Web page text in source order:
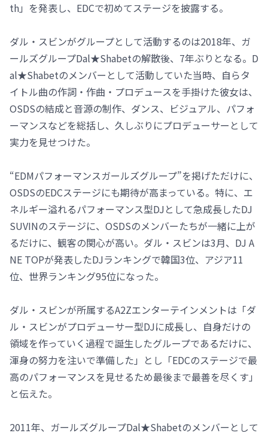
th」を発表し、EDCで初めてステージを披露する。
ダル・スビンがグループとして活動するのは2018年、ガ
ールズグループDal★Shabetの解散後、7年ぶりとなる。D
al★Shabetのメンバーとして活動していた当時、自らタ
イトル曲の作詞・作曲・プロデュースを手掛けた彼女は、
OSDSの結成と音源の制作、ダンス、ビジュアル、パフォ
ーマンスなどを総括し、久しぶりにプロデューサーとして
実力を見せつけた。
“EDMパフォーマンスガールズグループ”を掲げただけに、
OSDSのEDCステージにも期待が高まっている。特に、エ
ネルギー溢れるパフォーマンス型DJとして急成長したDJ
SUVINのステージに、OSDSのメンバーたちが一緒に上が
るだけに、観客の関心が高い。ダル・スビンは3月、DJ A
NE TOPが発表したDJランキングで韓国3位、アジア11
位、世界ランキング95位になった。
ダル・スビンが所属するA2Zエンターテインメントは「ダ
ル・スビンがプロデューサー型DJに成長し、自身だけの
領域を作っていく過程で誕生したグループであるだけに、
渾身の努力を注いで準備した」とし「EDCのステージで最
高のパフォーマンスを見せるため最後まで最善を尽くす」
と伝えた。
2011年、ガールズグループDal★Shabetのメンバーとして